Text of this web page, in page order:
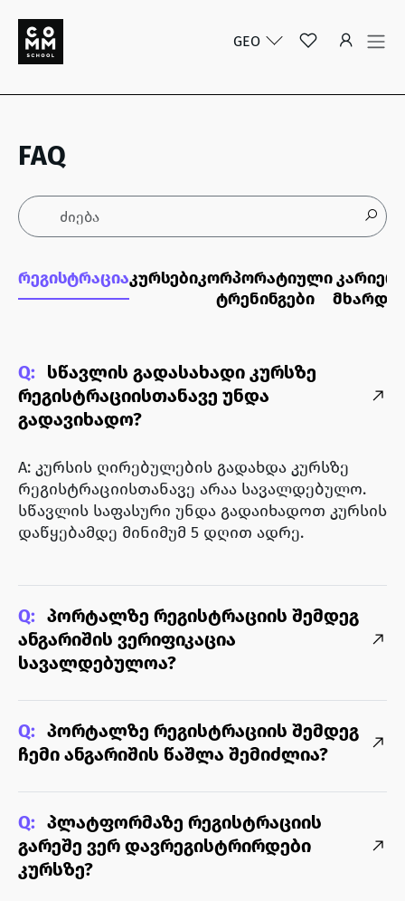
GEO
FAQ
რეგისტრაციაკურსებიკორპორატიული
ტრენინგები
Q:
სწავლის გადასახადი კურსზე
რეგისტრაციისთანავე უნდა
გადავიხადო?
A: კურსის ღირებულების გადახდა კურსზე
რეგისტრაციისთანავე არაა სავალდებულო.
სწავლის საფასური უნდა გადაიხადოთ კურსის
დაწყებამდე მინიმუმ 5 დღით ადრე.
Q: პორტალზე რეგისტრაციის შემდეგ
ანგარიშის ვერიფიკაცია
სავალდებულოა?
Q: პორტალზე რეგისტრაციის შემდეგ
ჩემი ანგარიშის წაშლა შემიძლია?
Q: პლატფორმაზე რეგისტრაციის
გარეშე ვერ დავრეგისტრირდები
კურსზე?